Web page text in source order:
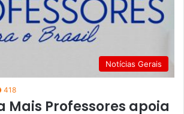
Notícias Gerais
418
Mais Professores apoia